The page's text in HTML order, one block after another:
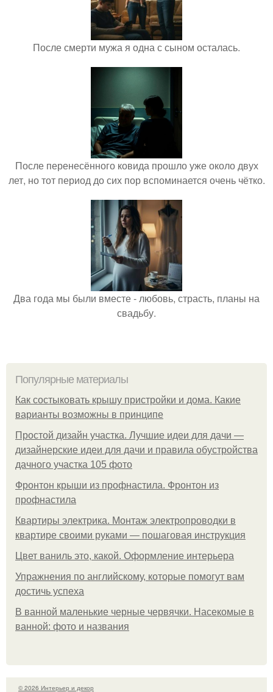
После смерти мужа я одна с сыном осталась.
После перенесённого ковида прошло уже около двух
лет, но тот период до сих пор вспоминается очень чётко.
Два года мы были вместе - любовь, страсть, планы на
свадьбу.
Популярные материалы
Как состыковать крышу пристройки и дома. Какие
варианты возможны в принципе
Простой дизайн участка. Лучшие идеи для дачи —
дизайнерские идеи для дачи и правила обустройства
дачного участка 105 фото
Фронтон крыши из профнастила. Фронтон из
профнастила
Квартиры электрика. Монтаж электропроводки в
квартире своими руками — пошаговая инструкция
Цвет ваниль это, какой. Оформление интерьера
Упражнения по английскому, которые помогут вам
достичь успеха
В ванной маленькие черные червячки. Насекомые в
ванной: фото и названия
© 2026 Интерьер и декор